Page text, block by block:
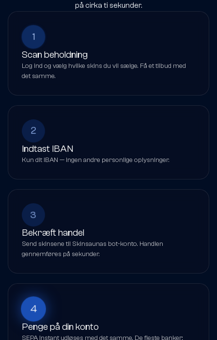
på cirka ti sekunder.
1
Scan beholdning
Log ind og vælg hvilke skins du vil sælge. Få et tilbud med
det samme.
2
Indtast IBAN
Kun dit IBAN — ingen andre personlige oplysninger.
3
Bekræft handel
Send skinsene til Skinsaunas bot-konto. Handlen
gennemføres på sekunder.
4
Penge på din konto
SEPA Instant udløses med det samme. De fleste banker: